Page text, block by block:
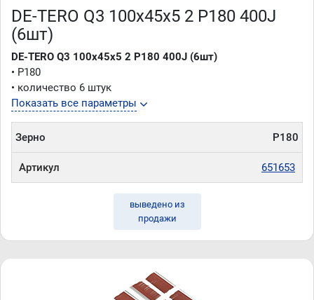
DE-TERO Q3 100х45х5 2 P180 400J
(6шт)
DE-TERO Q3 100х45х5 2 P180 400J (6шт)
• P180
• количество 6 штук
Показать все параметры
Зерно P180
Артикул 651653
выведено из
продажи